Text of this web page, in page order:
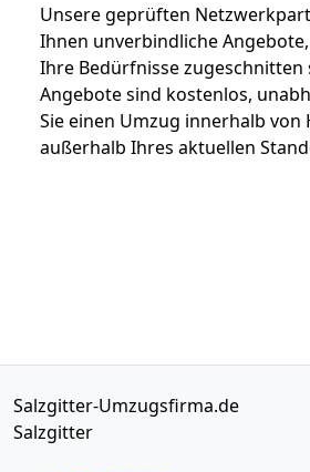
Unsere geprüften
Ihnen unverbindliche
Ihre Bedürfnisse zugeschnitten
Angebote sind kostenlos,
Sie einen Umzug innerhalb
außerhalb Ihres aktuellen
Salzgitter-Umzugsfirma.de
Salzgitter